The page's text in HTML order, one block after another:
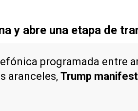
y abre una etapa de
programada entre
aranceles, Trump